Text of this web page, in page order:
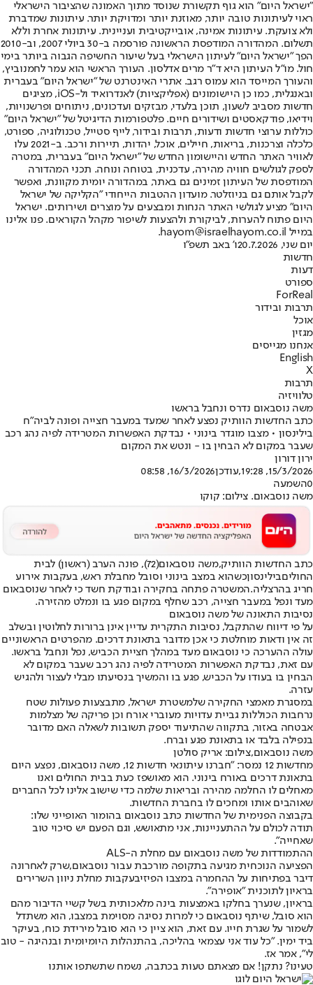
"ישראל היום" הוא גוף תקשורת שנוסד מתוך האמונה שהציבור הישראלי
ראוי לעיתונות טובה יותר, מאוזנת יותר ומדויקת יותר. עיתונות שמדברת
ולא צועקת. עיתונות אמינה, אובייקטיבית ועניינית. עיתונות אחרת וללא
תשלום. המהדורה המודפסת הראשונה פורסמה ב-30 ביולי 2007, וב-2010
הפך "ישראל היום" לעיתון הישראלי בעל שיעור החשיפה הגבוה ביותר בימי
חול. מו"ל העיתון היא ד"ר מרים אדלסון. העורך הראשי הוא עמר לחמנוביץ,
והעורך המייסד הוא עמוס רגב. אתרי האינטרנט של "ישראל היום" בעברית
ובאנגלית, כמו כן היישומונים (אפליקציות) לאנדרואיד ול-iOS, מציגים
חדשות מסביב לשעון, תוכן בלעדי, מבזקים ועדכונים, ניתוחים ופרשנויות,
וידיאו, פודקאסטים ושידורים חיים. פלטפורמות הדיגיטל של "ישראל היום"
כוללות ערוצי חדשות ודעות, תרבות ובידור, לייף סטייל, טכנולוגיה, ספורט,
כלכלה וצרכנות, בריאות, חיילים, אוכל, יהדות, תיירות ורכב. ב-2021 עלו
לאוויר האתר החדש והיישומון החדש של "ישראל היום" בעברית, במטרה
לספק לגולשים חוויה מהירה, עדכנית, בטוחה ונוחה. תכני המהדורה
המודפסת של העיתון זמינים גם באתר, במהדורה יומית מקוונת, ואפשר
לקבל אותם גם בניוזלטר. מועדון ההטבות הייחודי "הקליקה של ישראל
היום" מציע לגולשי האתר הנחות ומבצעים על מוצרים ושירותים. ישראל
היום פתוח להערות, לביקורת ולהצעות לשיפור מקהל הקוראים. פנו אלינו
במייל hayom@israelhayom.co.il.
יום שני, 20.7.2026
ו' באב תשפ"ו
חדשות
דעות
ספורט
ForReal
תרבות ובידור
אוכל
מגזין
אנחנו מגייסים
English
X
תרבות
טלוויזיה
משה נוסבאום נדרס ונחבל בראשו
כתב החדשות הוותיק נפצע לאחר שמעד במעבר חצייה ופונה לביה"ח
בילינסון • מצבו מוגדר בינוני • נבדקת האפשרות המטרידה לפיה נהג רכב
שעבר במקום לא הבחין בו - ונטש את המקום
ירון דורון
15/3/2026, 19:28
,עודכן16/3/2026, 08:58
0השמעה
משה נוסבאום. צילום: קוקו
כתב החדשות הוותיק,משה נוסבאום
(72), פונה הערב (ראשון) לבית
החוליםבילינסוןכשהוא במצב בינוני וסובל מחבלת ראש, בעקבות אירוע
חריג בהרצליה.המשטרה פתחה בחקירה ובודקת חשד כי לאחר שנוסבאום
מעד ונפל במעבר חצייה, רכב שחלף במקום פגע בו ונמלט מהזירה.
נסיבות התאונה של משה נוסבאום
על פי דיווח שהתקבל, נסיבות התקרית עדיין אינן ברורות לחלוטין ובשלב
זה אין ודאות מוחלטת כי אכן מדובר בתאונת דרכים. מהפרטים הראשוניים
עולה ההערכה כי נוסבאום מעד במהלך חציית הכביש, נפל ונחבל בראשו.
עם זאת, נבדקת האפשרות המטרידה לפיה נהג רכב שעבר במקום לא
הבחין בו בעודו על הכביש, פגע בו והמשיך בנסיעתו מבלי לעצור ולהגיש
עזרה.
במסגרת מאמצי החקירה שלמשטרת ישראל, מתבצעות פעולות שטח
נרחבות הכוללות גביית עדויות מעוברי אורח וכן פריקה של מצלמות
אבטחה באזור, בתקווה שהתיעוד יספק תשובות לשאלה האם מדובר
בנפילה בלבד או בתאונת פגע וברח.
משה נוסבאום,צילום: אריק סולטן
מחדשות 12 נמסר: "חברנו עיתונאי חדשות 12, משה נוסבאום, נפצע היום
בתאונת דרכים באורח בינוני. הוא מאושפז כעת בבית החולים ואנו
מאחלים לו החלמה מהירה ובריאות שלמה כדי שישוב אלינו לכל החברים
שאוהבים אותו ומחכים לו בחברת החדשות.
בקבוצה הפנימית של החדשות כתב נוסבאום בהומור האופייני שלו:
תודה לכולם על ההתעניינות, אני מתאושש, וגם הפעם יש סיכוי טוב
שאחייה".
ההתמודדות של משה נוסבאום עם מחלת ה-ALS
הפציעה הנוכחית מגיעה בתקופה מורכבת עבור נוסבאום,שרק לאחרונה
דיבר בפתיחות על ההחמרה במצבו הפיזיבעקבות מחלת ניוון השרירים
בראיון לתוכנית "אופירה".
בראיון, שנערך בחלקו באמצעות בינה מלאכותית בשל קשיי הדיבור מהם
הוא סובל, שיתף נוסבאום כי למרות נסיגה מסוימת במצבו, הוא משתדל
לשמור על שגרת חייו. עם זאת, הוא ציין כי הוא סובל מירידת כוח, בעיקר
ביד ימין. "כל עוד אני עצמאי בהליכה, בהתנהלות היומיומית ובנהיגה - טוב
לי", אמר אז.
טעינו? נתקן! אם מצאתם טעות בכתבה, נשמח שתשתפו אותנו